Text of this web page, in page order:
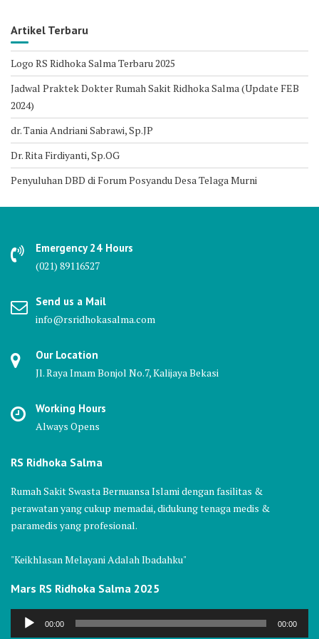
Artikel Terbaru
Logo RS Ridhoka Salma Terbaru 2025
Jadwal Praktek Dokter Rumah Sakit Ridhoka Salma (Update FEB
2024)
dr. Tania Andriani Sabrawi, Sp.JP
Dr. Rita Firdiyanti, Sp.OG
Penyuluhan DBD di Forum Posyandu Desa Telaga Murni
Emergency 24 Hours
(021) 89116527
Send us a Mail
info@rsridhokasalma.com
Our Location
Jl. Raya Imam Bonjol No.7, Kalijaya Bekasi
Working Hours
Always Opens
RS Ridhoka Salma
Rumah Sakit Swasta Bernuansa Islami dengan fasilitas &
perawatan yang cukup memadai, didukung tenaga medis &
paramedis yang profesional.
"Keikhlasan Melayani Adalah Ibadahku"
Mars RS Ridhoka Salma 2025
Audio
00:00 00:00